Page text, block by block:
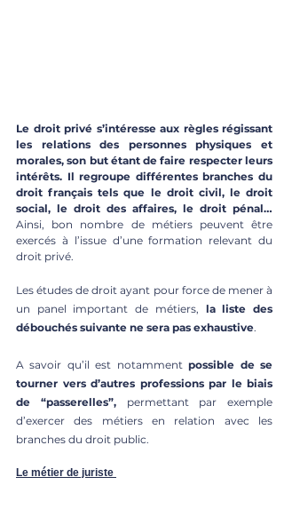
Le droit privé s’intéresse aux règles régissant
les relations des personnes physiques et
morales, son but étant de faire respecter leurs
intérêts. Il regroupe différentes branches du
droit français tels que le droit civil, le droit
Ainsi, bon nombre de métiers peuvent être
exercés à l’issue d’une formation relevant du
droit privé.
Les études de droit ayant pour force de mener à
un panel important de métiers, la liste des
débouchés suivante ne sera pas exhaustive.
A savoir qu’il est notamment possible de se
tourner vers d’autres professions par le biais
de “passerelles”, permettant par exemple
d’exercer des métiers en relation avec les
branches du droit public.
Le métier de juriste